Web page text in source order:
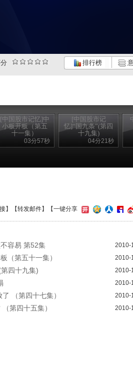
排行榜
[中国股市记忆]中
小板开板（第五
十一集）
03分57秒
[中国股市记
忆]“国九条”(第四
十九集)
04分21秒
】【转发邮件】 【一键分享
容易 第52集
2010-
（第五十一集） 2010-
四十九集) 2010-
2010-
（第四十七集） 2010-
第四十五集） 2010-